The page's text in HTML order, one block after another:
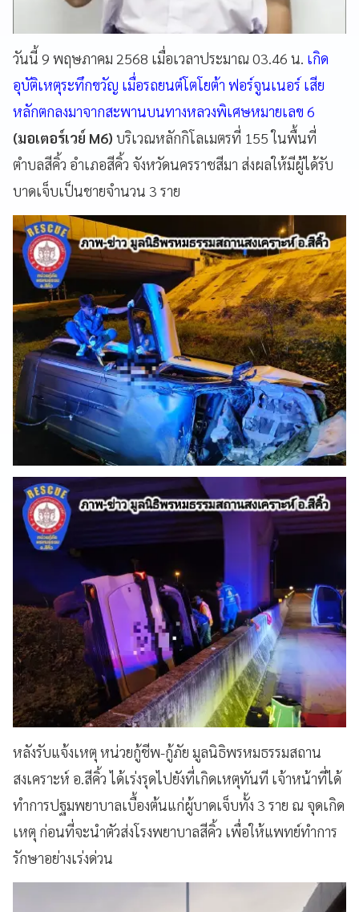
วันนี้ 9 พฤษภาคม 2568 เมื่อเวลาประมาณ 03.46 น. เกิด
อุบัติเหตุระทึกขวัญ เมื่อรถยนต์โตโยต้า ฟอร์จูนเนอร์ เสีย
หลักตกลงมาจากสะพานบนทางหลวงพิเศษหมายเลข 6
(มอเตอร์เวย์ M6) บริเวณหลักกิโลเมตรที่ 155 ในพื้นที่
ตำบลสีคิ้ว อำเภอสีคิ้ว จังหวัดนครราชสีมา ส่งผลให้มีผู้ได้รับ
บาดเจ็บเป็นชายจำนวน 3 ราย
หลังรับแจ้งเหตุ หน่วยกู้ชีพ-กู้ภัย มูลนิธิพรหมธรรมสถาน
สงเคราะห์ อ.สีคิ้ว ได้เร่งรุดไปยังที่เกิดเหตุทันที เจ้าหน้าที่ได้
ทำการปฐมพยาบาลเบื้องต้นแก่ผู้บาดเจ็บทั้ง 3 ราย ณ จุดเกิด
เหตุ ก่อนที่จะนำตัวส่งโรงพยาบาลสีคิ้ว เพื่อให้แพทย์ทำการ
รักษาอย่างเร่งด่วน